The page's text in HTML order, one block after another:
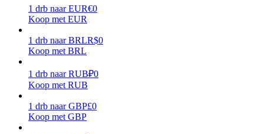
Handelsstrategieën
Leer hoe u winstgevend kunt blijven
Verdienen
1 drb naar EUR€0
Koop met EUR
1 drb naar BRLR$0
Koop met BRL
1 drb naar RUB₽0
Koop met RUB
1 drb naar GBP£0
Koop met GBP